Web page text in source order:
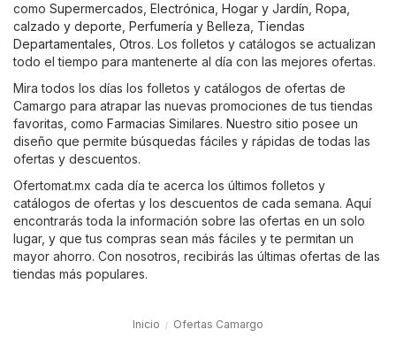
como Supermercados Electrónica Hogar y Jardín Ropa,
calzado y deporte Perfumería y Belleza Tiendas
Departamentales Otros. Los folletos y catálogos se actualizan
todo el tiempo para mantenerte al día con las mejores ofertas.
Mira todos los días los folletos y catálogos de ofertas de
Camargo para atrapar las nuevas promociones de tus tiendas
favoritas, como Farmacias Similares. Nuestro sitio posee un
diseño que permite búsquedas fáciles y rápidas de todas las
ofertas y descuentos.
Ofertomat.mx cada día te acerca los últimos folletos y
catálogos de ofertas y los descuentos de cada semana. Aquí
encontrarás toda la información sobre las ofertas en un solo
lugar, y que tus compras sean más fáciles y te permitan un
mayor ahorro. Con nosotros, recibirás las últimas ofertas de las
tiendas más populares.
Inicio Ofertas Camargo